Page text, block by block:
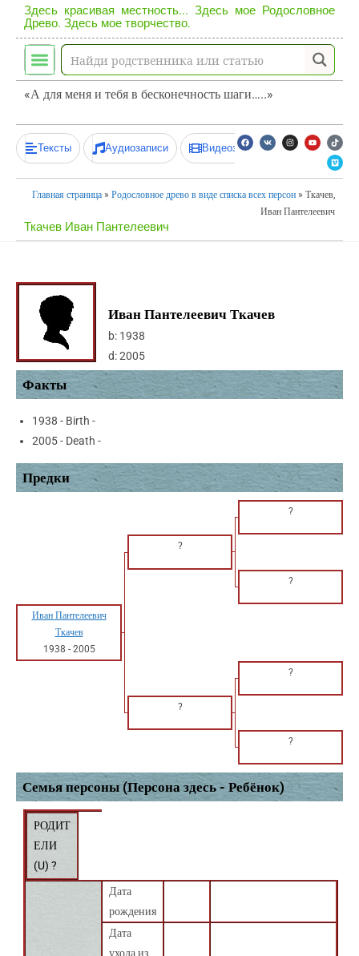
Здесь красивая местность... Здесь мое Родословное
Древо. Здесь мое творчество.
«А для меня и тебя в бесконечность шаги…..»
Тексты Аудиозаписи Видеозаписи
Главная страница » Родословное древо в виде списка всех персон » Ткачев,
Иван Пантелеевич
Ткачев Иван Пантелеевич
Иван Пантелеевич Ткачев
b: 1938
d:2005
Факты
1938 - Birth -
2005 - Death -
Предки
?
?
?
Иван Пантелеевич
Ткачев
1938 - 2005
?
?
?
Семья персоны (Персона здесь - Ребёнок)
РОДИТ
ЕЛИ
(U) ?
Дата
рождения
Дата
ухода из